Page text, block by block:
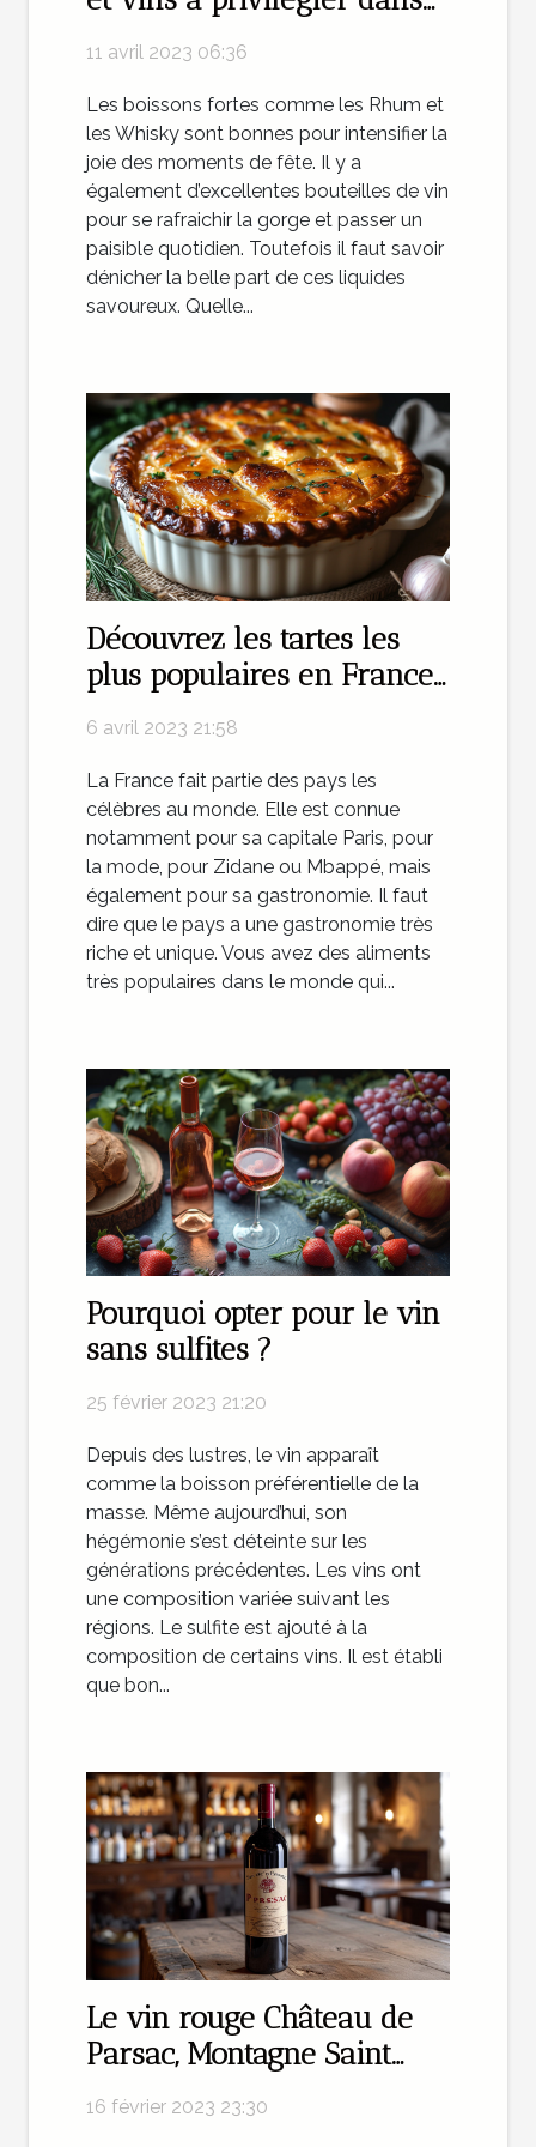
11 avril 2023 06:36
Les boissons fortes comme les Rhum et
les Whisky sont bonnes pour intensifier la
joie des moments de fête. Il y a
également d’excellentes bouteilles de vin
pour se rafraichir la gorge et passer un
paisible quotidien. Toutefois il faut savoir
dénicher la belle part de ces liquides
savoureux. Quelle...
Découvrez les tartes les
plus populaires en France
6 avril 2023 21:58
La France fait partie des pays les
célèbres au monde. Elle est connue
notamment pour sa capitale Paris, pour
la mode, pour Zidane ou Mbappé, mais
également pour sa gastronomie. Il faut
dire que le pays a une gastronomie très
riche et unique. Vous avez des aliments
très populaires dans le monde qui...
Pourquoi opter pour le vin
sans sulfites ?
25 février 2023 21:20
Depuis des lustres, le vin apparaît
comme la boisson préférentielle de la
masse. Même aujourd’hui, son
hégémonie s’est déteinte sur les
générations précédentes. Les vins ont
une composition variée suivant les
régions. Le sulfite est ajouté à la
composition de certains vins. Il est établi
que bon...
Le vin rouge Château de
Parsac, Montagne Saint
vos papilles !
16 février 2023 23:30